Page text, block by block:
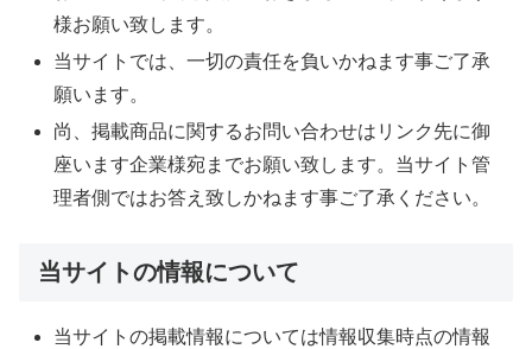
様お願い致します。
当サイトでは、一切の責任を負いかねます事ご了承
願います。
尚、掲載商品に関するお問い合わせはリンク先に御
座います企業様宛までお願い致します。当サイト管
理者側ではお答え致しかねます事ご了承ください。
当サイトの情報について
当サイトの掲載情報については情報収集時点の情報